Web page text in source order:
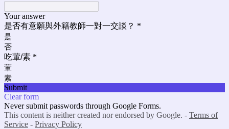
Your answer
是否有意願與外籍教師一對一交談？ *
是
否
吃葷/素 *
葷
素
Submit
Clear form
Never submit passwords through Google Forms.
This content is neither created nor endorsed by Google. - Terms of
Service - Privacy Policy